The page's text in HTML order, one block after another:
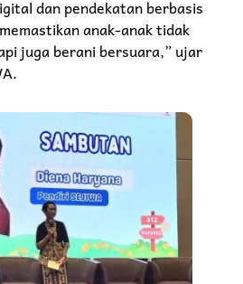
dan pendekatan berbasis
anak-anak tidak
juga berani bersuara,” ujar